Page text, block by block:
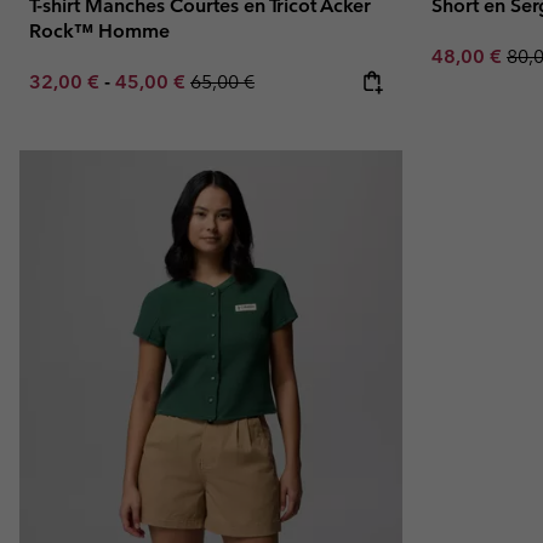
T-shirt Manches Courtes en Tricot Acker
Rock™ Homme
Minimum sale price:
32,00 € - Maximum sale price:
45,00 € Regular price:
65,00 €
Short en
Sale price:
48,00 €